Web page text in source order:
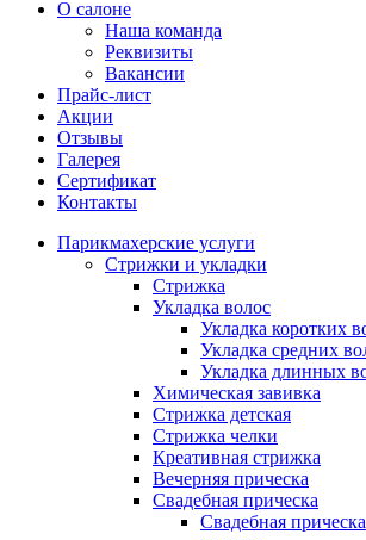
О салоне
Наша команда
Реквизиты
Вакансии
Прайс-лист
Акции
Отзывы
Галерея
Сертификат
Контакты
Парикмахерские услуги
Стрижки и укладки
Стрижка
Укладка волос
Укладка коротких
Укладка средних
Укладка длинных
Химическая завивка
Стрижка детская
Стрижка челки
Креативная стрижка
Вечерняя прическа
Свадебная прическа
Свадебная